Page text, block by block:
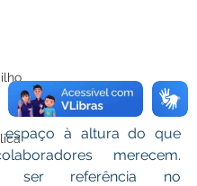
espaço à altura do que
merecem.
ser referência no